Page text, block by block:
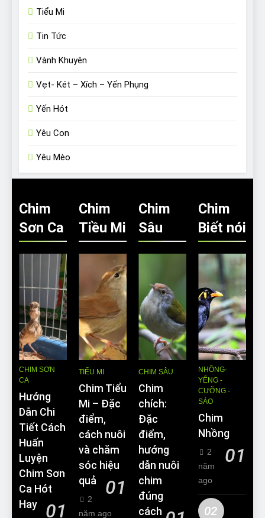
Tiểu Mi
Tin Tức
Vành Khuyên
Vẹt- Két – Xích – Yến Phụng
Yến Hót
Yêu Con
Yêu Mèo
Chim
Sơn Ca
CHIM SƠN
CA
Hướng
Dẫn Chi
Tiết Cách
Huấn
Luyện
Chim Sơn
Ca Hót
Hay
01
Chim
Tiều Mi
TIỂU MI
Chim Tiểu
Mi – Đặc
điểm,
cách nuôi
và chăm
sóc hiệu
quả
01
2
năm ago
Chim
Sâu
CHIM SÂU
Chim
chích:
Đặc
điểm,
hướng
dẫn nuôi
chim
đúng
cách
Chim
Biết nói
NHỒNG-
YỂNG -
CƯỠNG -
SÁO
Chim
Nhồng
01
2
năm
ago
02